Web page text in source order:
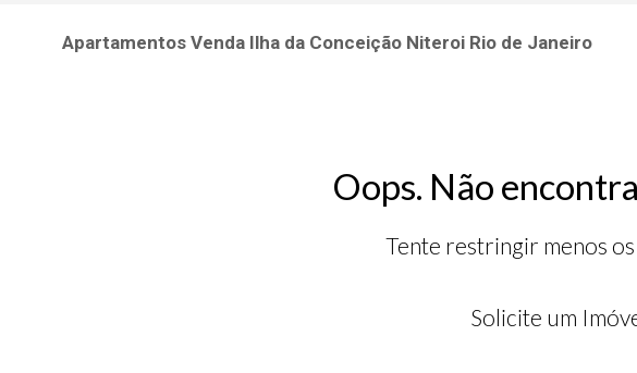
Apartamentos Venda Ilha da Conceição Niteroi Rio de Janeiro
Oops. Não
Tente restringir menos
Solicite um